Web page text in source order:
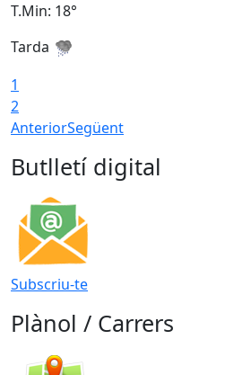
T.Min: 18°
Tarda
1
2
AnteriorSegüent
Butlletí digital
Subscriu-te
Plànol / Carrers